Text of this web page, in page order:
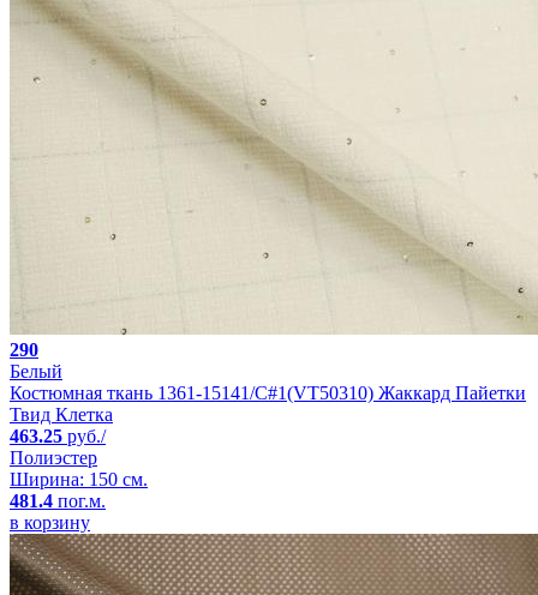
290
Белый
Костюмная ткань 1361-15141/C#1(VT50310) Жаккард Пайетки
Твид Клетка
463.25 руб./
Полиэстер
Ширина: 150 см.
481.4 пог.м.
в корзину